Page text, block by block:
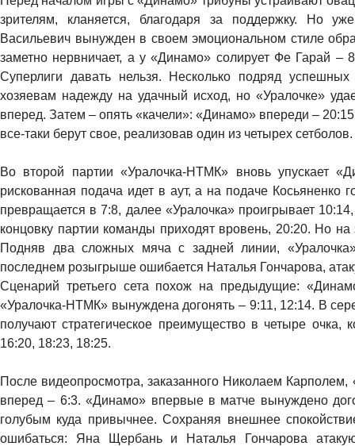
зрителям, кланяется, благодаря за поддержку. Но
Васильевич вынужден в своем эмоциональном стиле
заметно нервничает, а у «Динамо» солирует Фе Гарай –
Суперлиги давать нельзя. Несколько подряд
хозяевам надежду на удачный исход, но «Уралочке»
вперед. Затем – опять «качели»: «Динамо» впереди –
все-таки берут свое, реализовав один из четырех сетболов.
Во второй партии «Уралочка-НТМК» вновь упускает
рискованная подача идет в аут, а на подаче Косьяненко
превращается в 7:8, далее «Уралочка» проигрывает
концовку партии команды приходят вровень, 20:20. Но
Подняв два сложных мяча с задней линии,
последнем розыгрыше ошибается Наталья Гончарова,
Сценарий третьего сета похож на предыдущие:
«Уралочка-НТМК» вынуждена догонять – 9:11, 12:14. В
получают стратегическое преимущество в четыре очка,
16:20, 18:23, 18:25.
После видеопросмотра, заказанного Николаем
вперед – 6:3. «Динамо» впервые в матче вынуждено
голубым куда привычнее. Сохраняя внешнее
ошибаться: Яна Щербань и Наталья Гончарова